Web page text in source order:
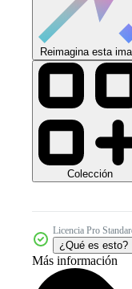
Reimagina esta
Colección
Licencia Pro
¿Qué es esto?
Más información